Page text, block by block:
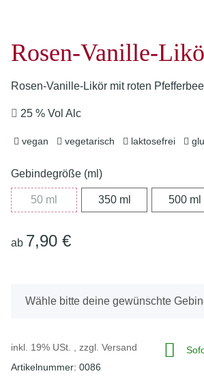
Rosen-Vanille-
Rosen-Vanille-Likör mit roten
25 % Vol Alc
vegan vegetarisch laktosefrei
Gebindegröße (ml)
50 ml 50 ml 350 ml350 ml 500 ml
ab 7,90 €
x
Wähle bitte deine gewünschte
inkl. 19% USt. , zzgl. Versand
Artikelnummer: 0086